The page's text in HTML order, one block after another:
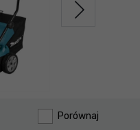
Porównaj